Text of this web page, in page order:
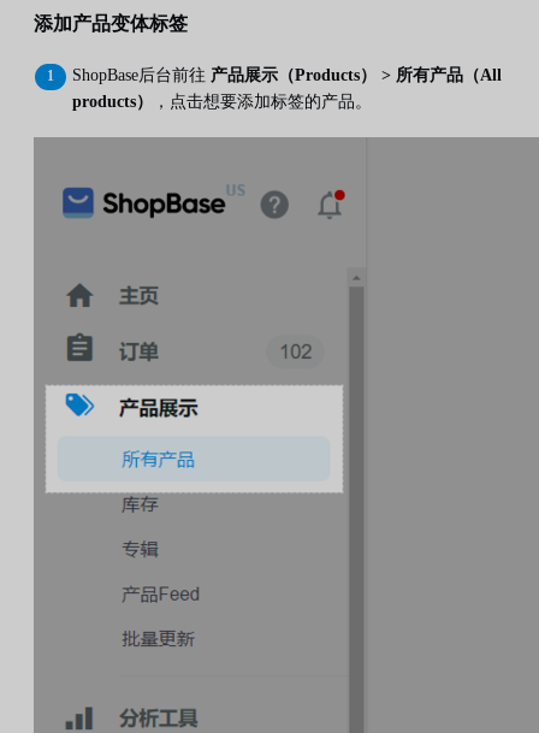
添加产品变体标签
ShopBase后台前往 产品展示（Products） > 所有产品（All
products）
，点击想要添加标签的产品。